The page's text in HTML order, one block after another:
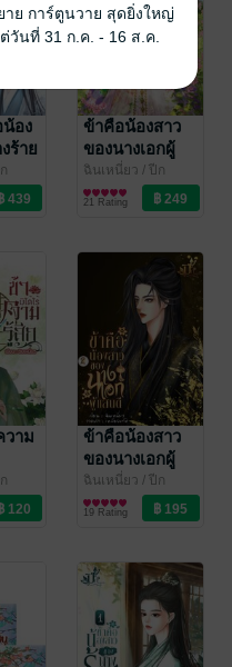
น้อง
ร้าย
ราณ
ข้าคือน้องสาว
ของนางเอกผู้
แสนดี เล่ม 1
ฉินเหนี่ยว / ปีก
อนธการ
นิยายรักจีนโบราณ
21 Rating
วาม
ราณ
ข้าคือน้องสาว
ของนางเอกผู้
แสนดี เล่ม 2
(จบ)
ฉินเหนี่ยว / ปีก
อนธการ
นิยายรักจีนโบราณ
19 Rating
าย การ์ตูนวาย สุดยิ่งใหญ่
นที่ 31 ก.ค. - 16 ส.ค.